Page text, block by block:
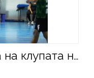
​Доне Мајнов седнува на клупата на Тинекс Пролет